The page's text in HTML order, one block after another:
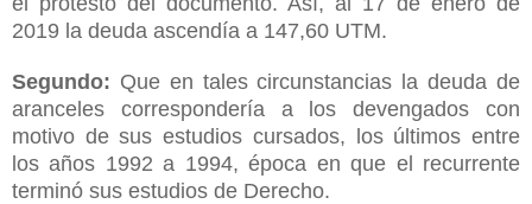
2019 la deuda ascendía a 147,60 UTM.
Segundo: Que en tales circunstancias la deuda de
aranceles correspondería a los devengados con
motivo de sus estudios cursados, los últimos entre
los años 1992 a 1994, época en que el recurrente
terminó sus estudios de Derecho.